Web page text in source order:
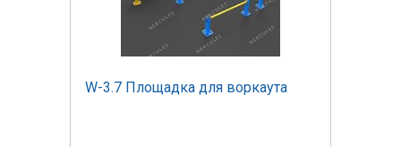
W-3.7 Площадка для воркаута